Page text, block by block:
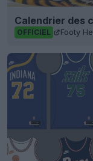
Calendrier des
OFFICIEL Footy